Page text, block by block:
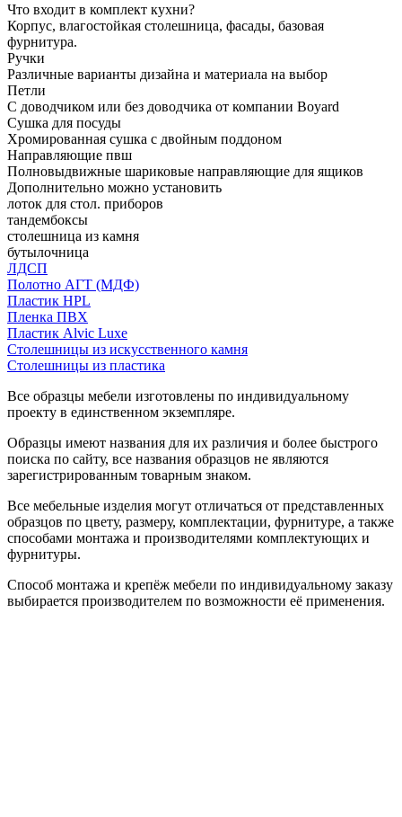
Что входит в комплект кухни?
Корпус, влагостойкая столешница, фасады, базовая
фурнитура.
Ручки
Различные варианты дизайна и материала на выбор
Петли
С доводчиком или без доводчика от компании Boyard
Сушка для посуды
Хромированная сушка с двойным поддоном
Направляющие пвш
Полновыдвижные шариковые направляющие для ящиков
Дополнительно можно установить
лоток для стол. приборов
тандембоксы
столешница из камня
бутылочница
ЛДСП
Полотно АГТ (МДФ)
Пластик HPL
Пленка ПВХ
Пластик Alvic Luxe
Столешницы из искусственного камня
Столешницы из пластика
Все образцы мебели изготовлены по индивидуальному
проекту в единственном экземпляре.
Образцы имеют названия для их различия и более быстрого
поиска по сайту, все названия образцов не являются
зарегистрированным товарным знаком.
Все мебельные изделия могут отличаться от представленных
образцов по цвету, размеру, комплектации, фурнитуре, а также
способами монтажа и производителями комплектующих и
фурнитуры.
Способ монтажа и крепёж мебели по индивидуальному заказу
выбирается производителем по возможности её применения.